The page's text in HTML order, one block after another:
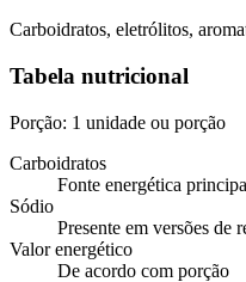
Carboidratos, eletrólitos,
Tabela nutricional
Porção: 1 unidade ou porção
Carboidratos
Fonte energética
Sódio
Presente em versões de
Valor energético
De acordo com porção